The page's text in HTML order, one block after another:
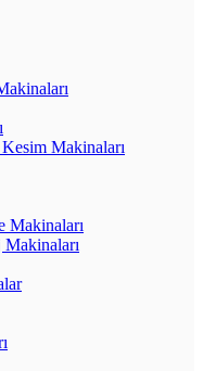
Makinaları
Makinaları